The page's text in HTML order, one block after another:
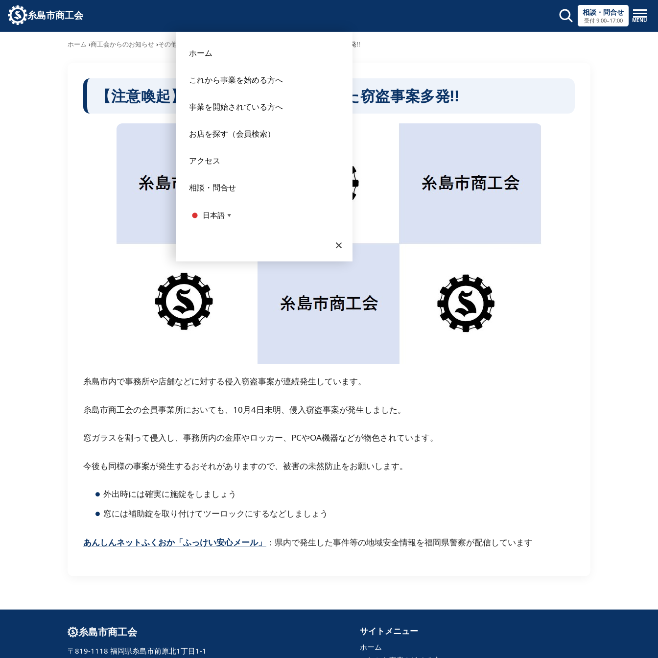
糸島市商工会 相談・問合せ
受付 9:00–17:00 MENU
ホーム
これから事業を始める方へ
事業を開始されている方へ
お店を探す（会員検索）
アクセス
相談・問合せ
日本語 ▼
×
ホーム 商工会からのお知らせ その他お知らせ 【注意喚起】事務所･店舗を対象とした窃盗事案多発!!
【注意喚起】事務所･店舗を対象とした窃盗事案多発!!
糸島市内で事務所や店舗などに対する侵入窃盗事案が連続発生しています。
糸島市商工会の会員事業所においても、10月4日未明、侵入窃盗事案が発生しました。
窓ガラスを割って侵入し、事務所内の金庫やロッカー、PCやOA機器などが物色されています。
今後も同様の事案が発生するおそれがありますので、被害の未然防止をお願いします。
外出時には確実に施錠をしましょう
窓には補助錠を取り付けてツーロックにするなどしましょう
あんしんネットふくおか「ふっけい安心メール」 ：県内で発生した事件等の地域安全情報を福岡県警察が配信しています
糸島市商工会
〒819-1118 福岡県糸島市前原北1丁目1-1
サイトメニュー
ホーム